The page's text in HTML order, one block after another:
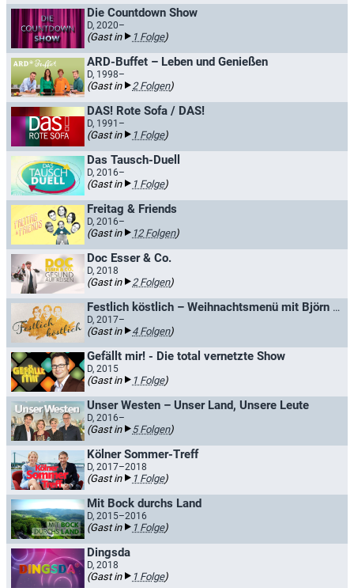
Die Countdown Show
D, 2020–
(Gast in 1 Folge)
ARD-Buffet – Leben und Genießen
D, 1998–
(Gast in 2 Folgen)
DAS! Rote Sofa / DAS!
D, 1991–
(Gast in 1 Folge)
Das Tausch-Duell
D, 2016–
(Gast in 1 Folge)
Freitag & Friends
D, 2016–
(Gast in 12 Folgen)
Doc Esser & Co.
D, 2018
(Gast in 2 Folgen)
Festlich köstlich – Weihnachtsmenü mit Björn Freitag & Gästen
D, 2017–
(Gast in 4 Folgen)
Gefällt mir! - Die total vernetzte Show
D, 2015
(Gast in 1 Folge)
Unser Westen – Unser Land, Unsere Leute
D, 2016–
(Gast in 5 Folgen)
Kölner Sommer-Treff
D, 2017–2018
(Gast in 1 Folge)
Mit Bock durchs Land
D, 2015–2016
(Gast in 1 Folge)
Dingsda
D, 2018
(Gast in 1 Folge)